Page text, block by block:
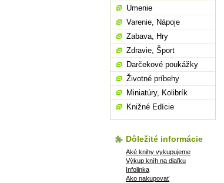
Umenie
Varenie, Nápoje
Zabava, Hry
Zdravie, Šport
Darčekové poukážky
Životné príbehy
Miniatúry, Kolibrík
Knižné Edície
Dôležité informácie
Aké knihy vykupujeme
Výkup kníh na diaľku
Infolinka
Ako nakupovať